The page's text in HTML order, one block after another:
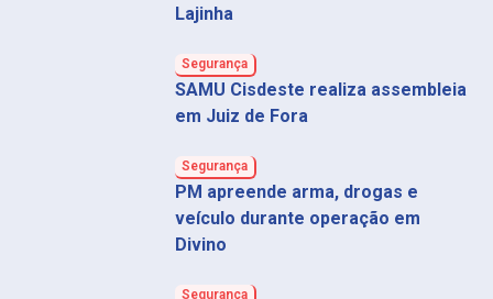
Lajinha
Segurança
SAMU Cisdeste realiza assembleia
em Juiz de Fora
Segurança
PM apreende arma, drogas e
veículo durante operação em
Divino
Segurança